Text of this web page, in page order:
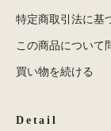
特定商取引法に基
この商品について
買い物を続ける
Detail